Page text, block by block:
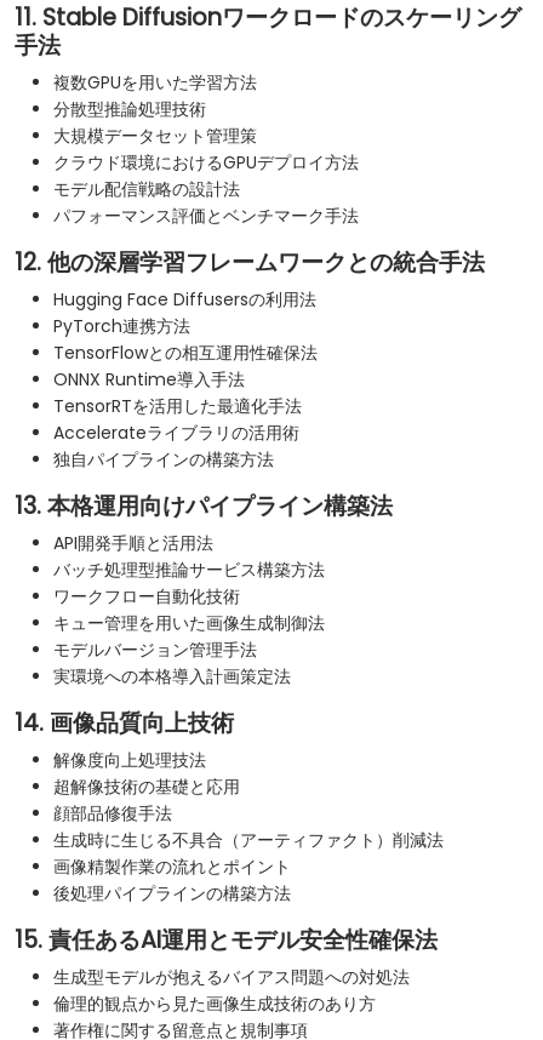
11. Stable Diffusionワークロードのスケーリング
手法
複数GPUを用いた学習方法
分散型推論処理技術
大規模データセット管理策
クラウド環境におけるGPUデプロイ方法
モデル配信戦略の設計法
パフォーマンス評価とベンチマーク手法
12. 他の深層学習フレームワークとの統合手法
Hugging Face Diffusersの利用法
PyTorch連携方法
TensorFlowとの相互運用性確保法
ONNX Runtime導入手法
TensorRTを活用した最適化手法
Accelerateライブラリの活用術
独自パイプラインの構築方法
13. 本格運用向けパイプライン構築法
API開発手順と活用法
バッチ処理型推論サービス構築方法
ワークフロー自動化技術
キュー管理を用いた画像生成制御法
モデルバージョン管理手法
実環境への本格導入計画策定法
14. 画像品質向上技術
解像度向上処理技法
超解像技術の基礎と応用
顔部品修復手法
生成時に生じる不具合（アーティファクト）削減法
画像精製作業の流れとポイント
後処理パイプラインの構築方法
15. 責任あるAI運用とモデル安全性確保法
生成型モデルが抱えるバイアス問題への対処法
倫理的観点から見た画像生成技術のあり方
著作権に関する留意点と規制事項